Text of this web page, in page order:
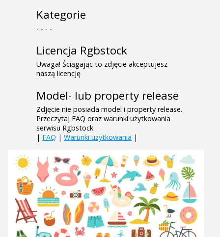
Kategorie
- - - -
Licencja Rgbstock
Uwaga! Ściągając to zdjęcie akceptujesz
naszą licencję
Model- lub property release
Zdjęcie nie posiada model i property release.
Przeczytaj FAQ oraz warunki użytkowania
serwisu Rgbstock
| FAQ | Warunki użytkowania |